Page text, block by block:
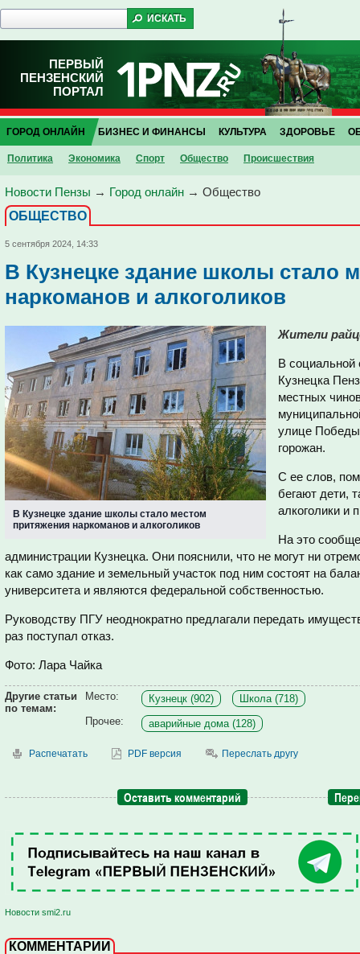
ПЕРВЫЙ
ПЕНЗЕНСКИЙ
ПОРТАЛ
ГОРОД ОНЛАЙН
Политика Экономика Спорт Общество Проиcшествия
БИЗНЕС И ФИНАНСЫ КУЛЬТУРА ЗДОРОВЬЕ
Новости Пензы → Город онлайн → Общество
ОБЩЕСТВО
5 сентября 2024, 14:33
В Кузнецке здание школы стало
наркоманов и алкоголиков
В Кузнецке здание школы стало местом
притяжения наркоманов и алкоголиков
Жители
В социальной
Кузнецка
местных
улице
горожан.
С ее слов,
бегают дети,
алкоголики и
На это
администрации Кузнецка. Они пояснили, что не могут ни
как само здание и земельный участок под ним состоят на
университета и являются федеральной собственностью.
Руководству ПГУ неоднократно предлагали передать
раз поступал отказ.
Фото: Лара Чайка
Другие статьи
по темам:
Место: Кузнецк (902)
Школа (718)
Прочее:
аварийные дома (128)
Распечатать PDF версия Переслать другу
Оставить комментарий
Новости smi2.ru
КОММЕНТАРИИ